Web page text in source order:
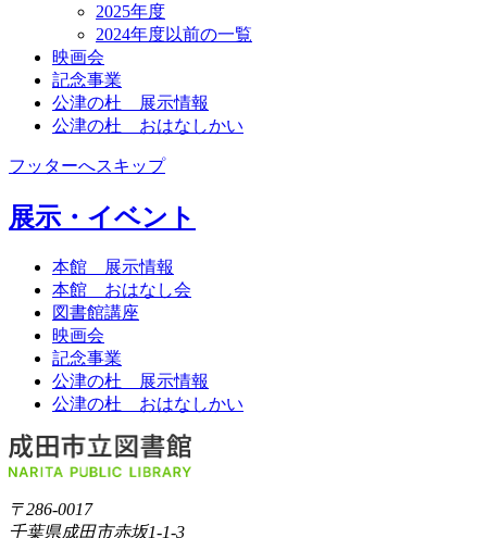
2025年度
2024年度以前の一覧
映画会
記念事業
公津の杜 展示情報
公津の杜 おはなしかい
フッターへスキップ
展示・イベント
本館 展示情報
本館 おはなし会
図書館講座
映画会
記念事業
公津の杜 展示情報
公津の杜 おはなしかい
〒286-0017
千葉県成田市赤坂1-1-3